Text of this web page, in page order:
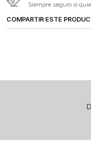
Siempre seguro si
COMPARTIR ESTE